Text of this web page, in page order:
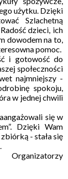
użytku. Dzięki
Szlachetną
dzieci, ich
dowodem na to,
pomoc.
i gotowość do
społeczności
najmniejszy -
spokoju,
w jednej chwili
się w
Dzięki Wam
- stała się
Organizatorzy